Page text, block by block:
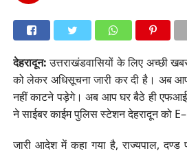
देहरादून:उत्तराखंडवासियों के लिए अच्छी
को लेकर अधिसूचना जारी कर दी है। अब
नहीं काटने पड़ेगे। अब आप घर बैठे ही
ने साईबर काईम पुलिस स्टेशन देहरादून को
जारी आदेश में कहा गया है, राज्यपाल, दण्ड